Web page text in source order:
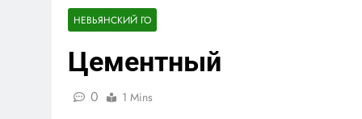
НЕВЬЯНСКИЙ ГО
Цементный
0 1 Mins